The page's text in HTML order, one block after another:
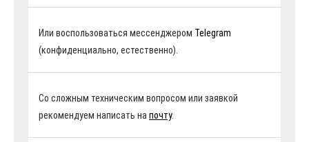
Или воспользоваться мессенджером Telegram
(конфиденциально, естественно).
Со сложным техническим вопросом или заявкой
рекомендуем написать напочту.